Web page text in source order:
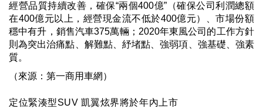
經營品質持續改善，確保“兩個400億”（確保公司利潤總額
在400億元以上，經營現金流不低於400億元）、市場份額
穩中有升，銷售汽車375萬輛；2020年東風公司的工作方針
則為突出治痛點、解難點、紓堵點、強弱項、強基礎、強素
質。
（來源：第一商用車網）
定位緊湊型SUV 凱翼炫界將於年內上市